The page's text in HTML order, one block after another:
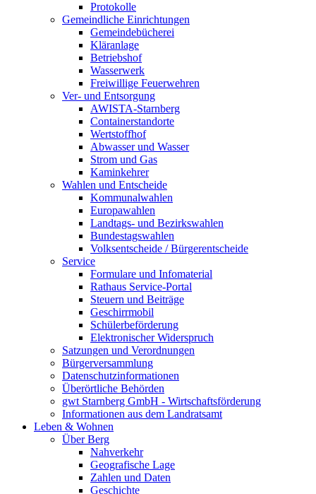
Protokolle
Gemeindliche Einrichtungen
Gemeindebücherei
Kläranlage
Betriebshof
Wasserwerk
Freiwillige Feuerwehren
Ver- und Entsorgung
AWISTA-Starnberg
Containerstandorte
Wertstoffhof
Abwasser und Wasser
Strom und Gas
Kaminkehrer
Wahlen und Entscheide
Kommunalwahlen
Europawahlen
Landtags- und Bezirkswahlen
Bundestagswahlen
Volksentscheide / Bürgerentscheide
Service
Formulare und Infomaterial
Rathaus Service-Portal
Steuern und Beiträge
Geschirrmobil
Schülerbeförderung
Elektronischer Widerspruch
Satzungen und Verordnungen
Bürgerversammlung
Datenschutzinformationen
Überörtliche Behörden
gwt Starnberg GmbH - Wirtschaftsförderung
Informationen aus dem Landratsamt
Leben & Wohnen
Über Berg
Nahverkehr
Geografische Lage
Zahlen und Daten
Geschichte